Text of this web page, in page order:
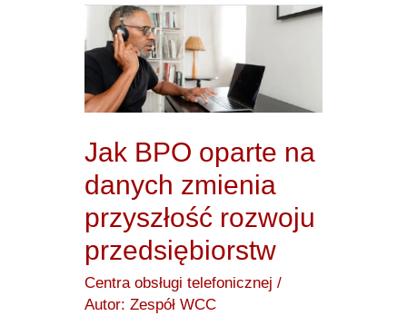
Jak BPO oparte na
danych zmienia
przyszłość rozwoju
przedsiębiorstw
Centra obsługi telefonicznej /
Autor:Zespół WCC
Jak
BPO
oparte
na
zmienia
przyszłość
rozwoju
przedsiębiorstw